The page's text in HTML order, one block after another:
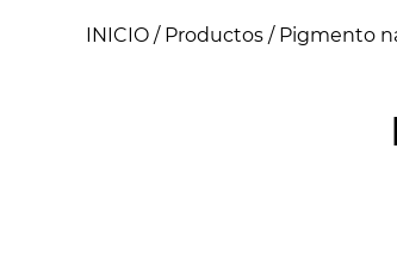
INICIO / Productos / Pigmento